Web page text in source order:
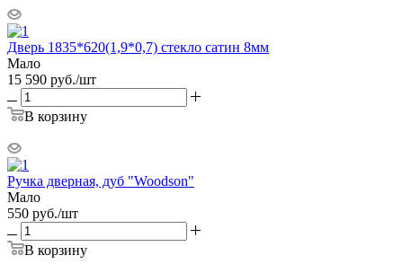
Дверь 1835*620(1,9*0,7) стекло сатин 8мм
Мало
15 590 руб./шт
В корзину
Ручка дверная, дуб "Woodson"
Мало
550 руб./шт
В корзину